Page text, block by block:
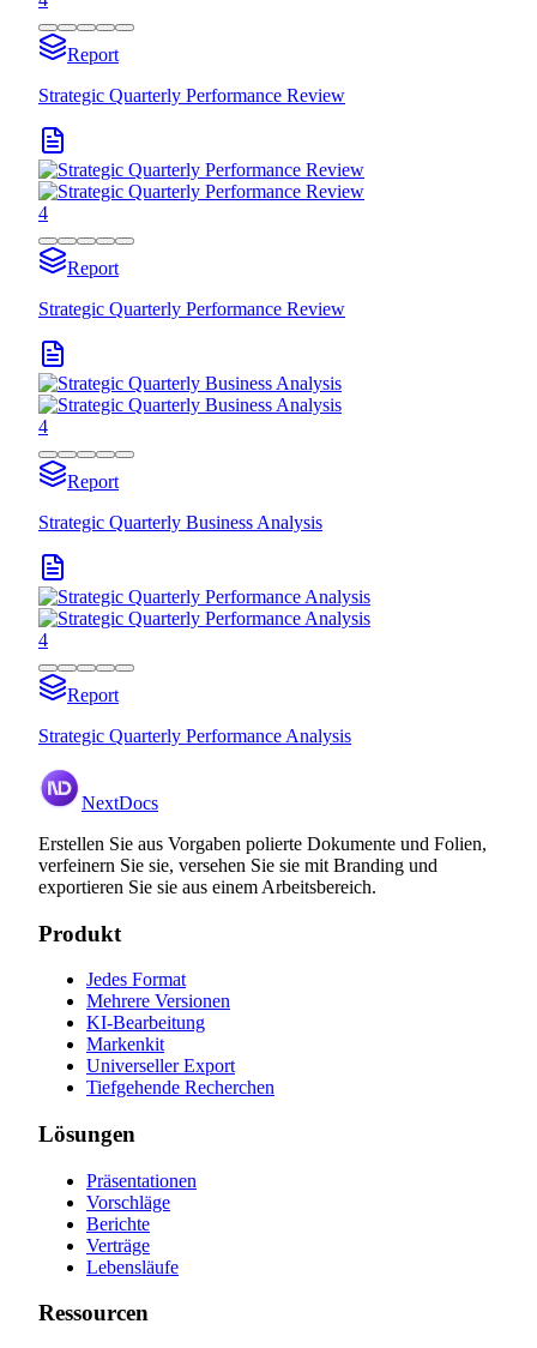
Report
Strategic Quarterly Performance Review
4
Report
Strategic Quarterly Performance Review
4
Report
Strategic Quarterly Business Analysis
4
Report
Strategic Quarterly Performance Analysis
NextDocs
Erstellen Sie aus Vorgaben polierte Dokumente und Folien,
verfeinern Sie sie, versehen Sie sie mit Branding und
exportieren Sie sie aus einem Arbeitsbereich.
Produkt
Jedes Format
Mehrere Versionen
KI-Bearbeitung
Markenkit
Universeller Export
Tiefgehende Recherchen
Lösungen
Präsentationen
Vorschläge
Berichte
Verträge
Lebensläufe
Ressourcen